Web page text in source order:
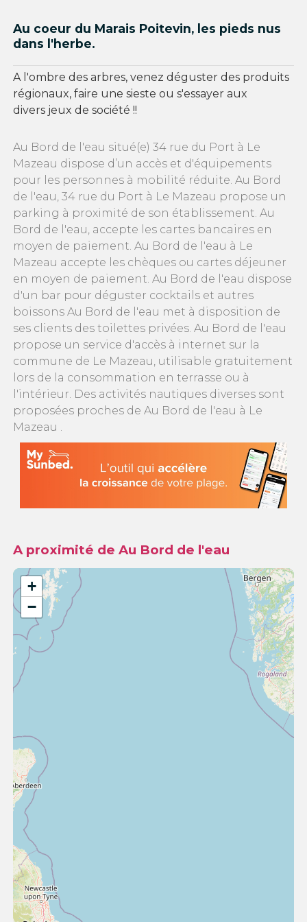
Au coeur du Marais Poitevin, les pieds nus
dans l'herbe.
A l'ombre des arbres, venez déguster des produits
régionaux, faire une sieste ou s'essayer aux
divers jeux de société !!
Au Bord de l'eau situé(e) 34 rue du Port à Le
Mazeau dispose d’un accès et d'équipements
pour les personnes à mobilité réduite. Au Bord
de l'eau, 34 rue du Port à Le Mazeau propose un
parking à proximité de son établissement. Au
Bord de l'eau, accepte les cartes bancaires en
moyen de paiement. Au Bord de l'eau à Le
Mazeau accepte les chèques ou cartes déjeuner
en moyen de paiement. Au Bord de l'eau dispose
d'un bar pour déguster cocktails et autres
boissons Au Bord de l'eau met à disposition de
ses clients des toilettes privées. Au Bord de l'eau
propose un service d'accès à internet sur la
commune de Le Mazeau, utilisable gratuitement
lors de la consommation en terrasse ou à
l'intérieur. Des activités nautiques diverses sont
proposées proches de Au Bord de l'eau à Le
Mazeau .
A proximité de Au Bord de l'eau
+
−